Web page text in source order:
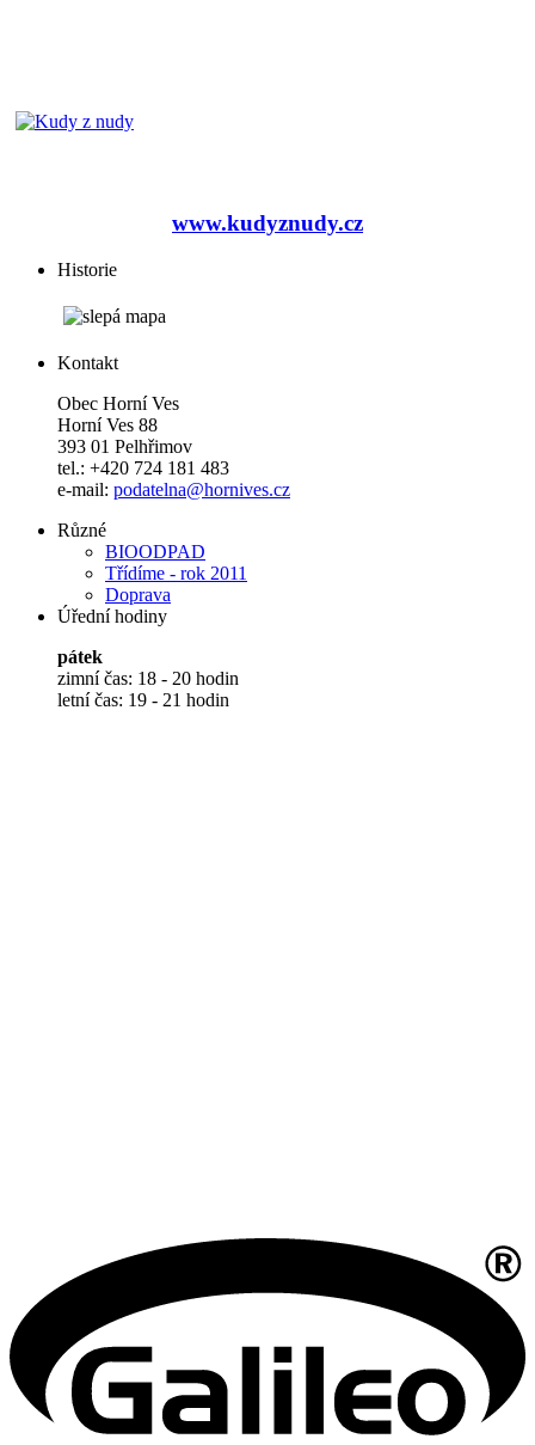
www.kudyznudy.cz
Historie
Kontakt
Obec Horní Ves
Horní Ves 88
393 01 Pelhřimov
tel.: +420 724 181 483
e-mail: podatelna@hornives.cz
Různé
BIOODPAD
Třídíme - rok 2011
Doprava
Úřední hodiny
pátek
zimní čas: 18 - 20 hodin
letní čas: 19 - 21 hodin